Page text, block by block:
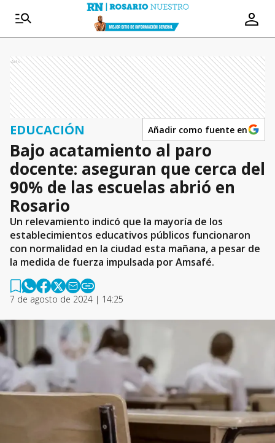
Ads
EDUCACIÓN Añadir como fuente en
Bajo acatamiento al paro
docente: aseguran que cerca del
90% de las escuelas abrió en
Rosario
Un relevamiento indicó que la mayoría de los
establecimientos educativos públicos funcionaron
con normalidad en la ciudad esta mañana, a pesar de
la medida de fuerza impulsada por Amsafé.
7 de agosto de 2024 | 14:25